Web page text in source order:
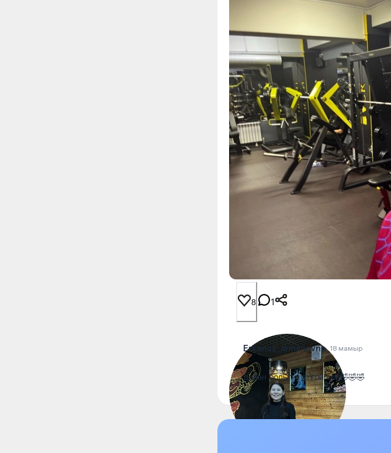
8 1
Erkenaz_armanovna_ 18 мамыр
диван болып тұр ғой сол🤣🤣🤣